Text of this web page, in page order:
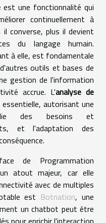
est une fonctionnalité qui
continuellement à
converse, plus il devient
du langage humain.
à elle, est fondamentale
outils et bases de
gestion de l'information
accrue. L'analyse de
autorisant une
des besoins et
et l'adaptation des
de Programmation
atout majeur, car elle
avec de multiples
est Botnation, une
un chatbot peut être